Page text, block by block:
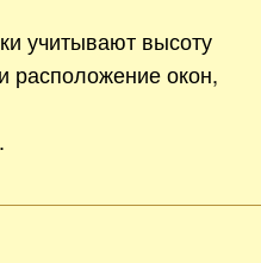
учитывают высоту
расположение окон,